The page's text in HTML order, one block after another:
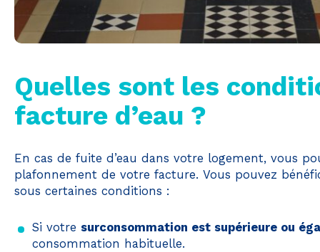
Quelles sont les
facture d’eau ?
En cas de fuite d’eau dans votre logement, vous
plafonnement de votre facture. Vous pouvez
sous certaines conditions :
Si votre surconsommation est supérieure ou
consommation habituelle.